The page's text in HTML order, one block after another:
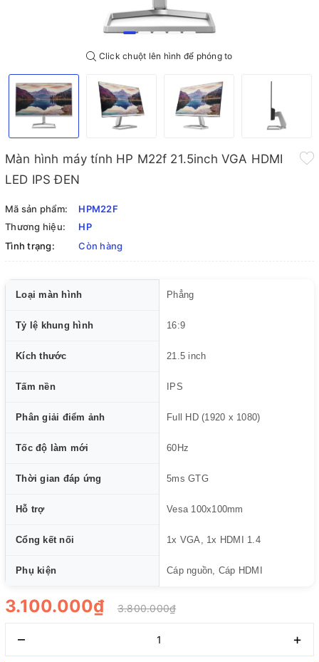
Click chuột lên hình để phóng to
Màn hình máy tính HP M22f 21.5inch VGA HDMI
LED IPS ĐEN
Mã sản phẩm:
HPM22F
Thương hiệu:
HP
Tình trạng:
Còn hàng
Loại màn hình Phẳng
Tỷ lệ khung hình 16:9
Kích thước 21.5 inch
Tấm nền IPS
Phân giải điểm ảnh Full HD (1920 x 1080)
Tốc độ làm mới 60Hz
Thời gian đáp ứng 5ms GTG
Hỗ trợ Vesa 100x100mm
Cổng kết nối 1x VGA, 1x HDMI 1.4
Phụ kiện Cáp nguồn, Cáp HDMI
3.100.000₫ 3.800.000₫
– +